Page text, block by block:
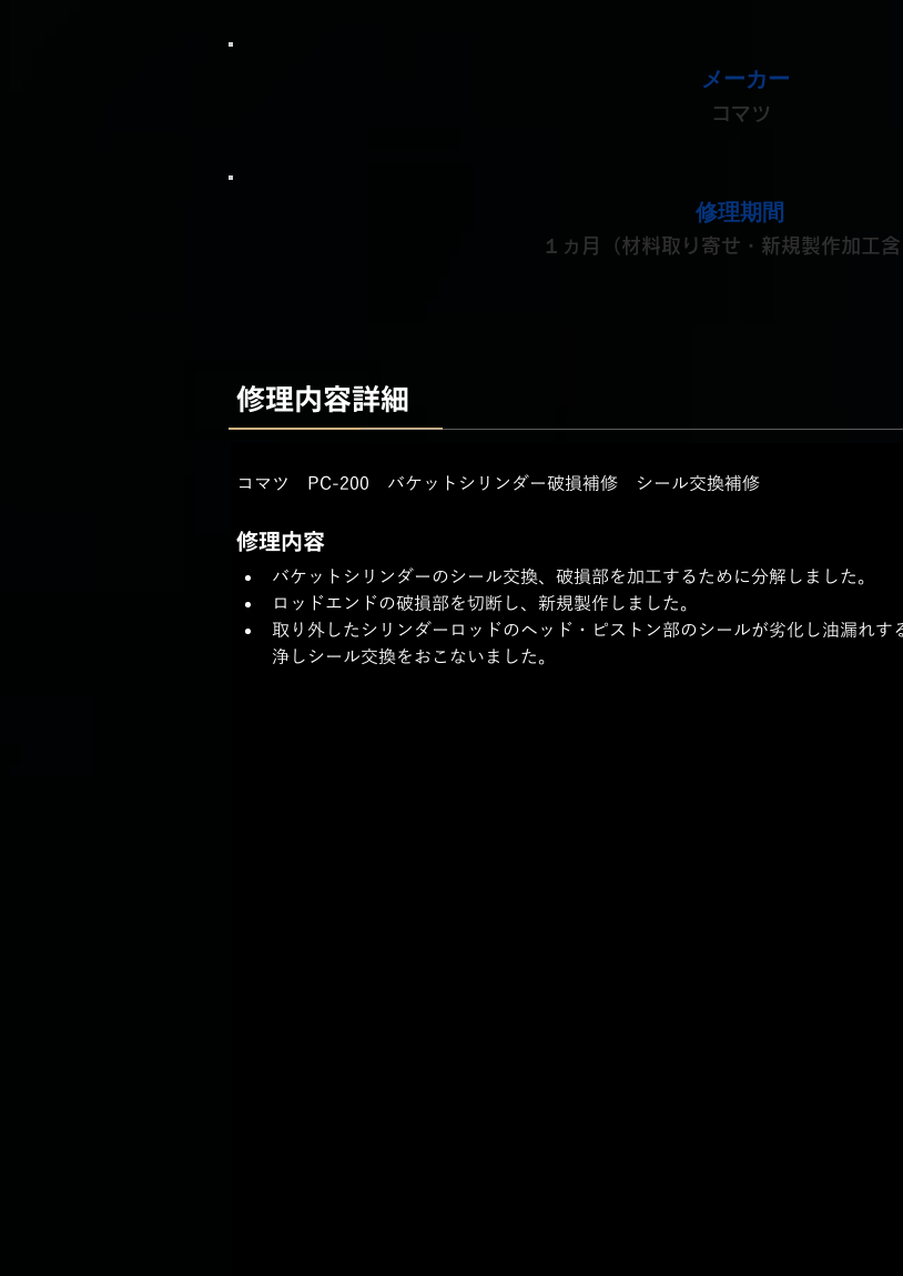
メーカー
コマツ
修理期間
１ヵ月（材料取り寄せ・新規製作加工含
修理内容詳細
コマツ　PC-200　バケットシリンダー破損補修　シール交換補修
修理内容
バケットシリンダーのシール交換、破損部を加工するために分解しました。
ロッドエンドの破損部を切断し、新規製作しました。
取り外したシリンダーロッドのヘッド・ピストン部のシールが劣化し油漏れ
浄しシール交換をおこないました。